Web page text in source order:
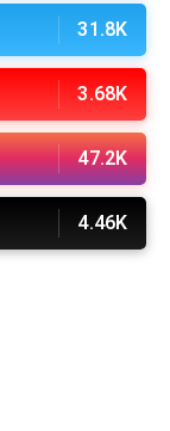
31.8K
3.68K
47.2K
4.46K